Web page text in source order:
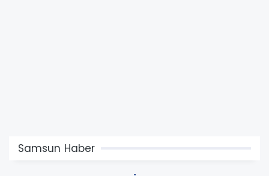
Samsun Haber